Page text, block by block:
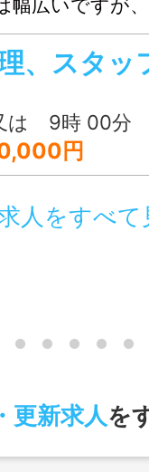
広いですが
力し、力を合
☆あなたの
務内容の変
ワーク紹介状
00分 ～ 20時 00
円
人をすべて
更新求人を